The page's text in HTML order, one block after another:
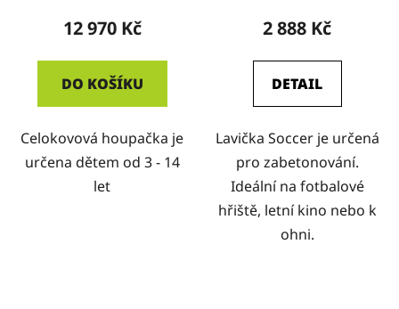
12 970 Kč
DO KOŠÍKU
Celokovová houpačka je
určena dětem od 3 - 14
let
2 888 Kč
DETAIL
Lavička Soccer je určená
pro zabetonování.
Ideální na fotbalové
hřiště, letní kino nebo k
ohni.